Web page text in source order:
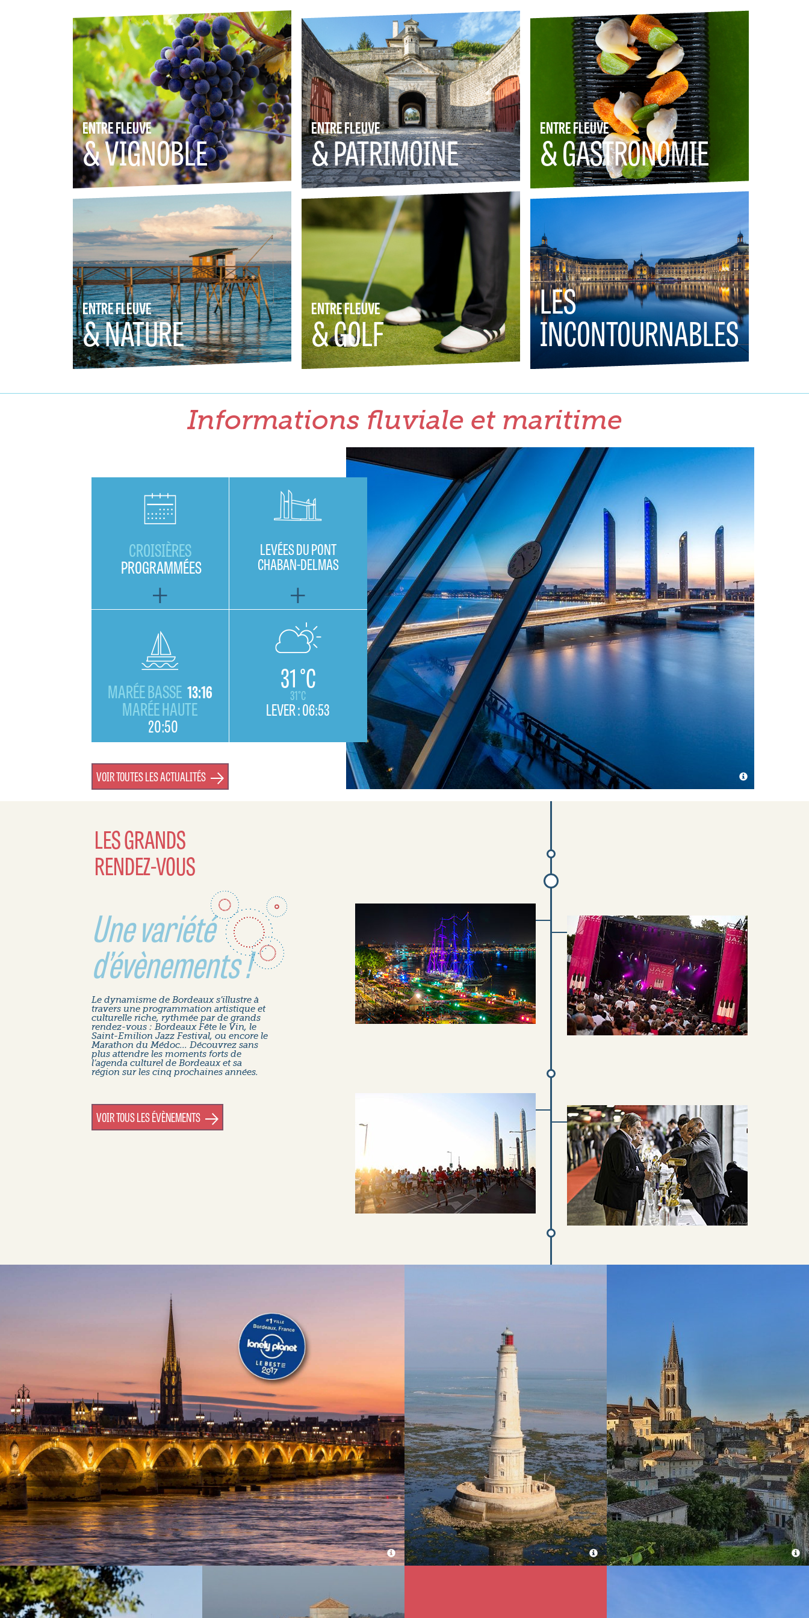
ENTRE FLEUVE
& VIGNOBLE
ENTRE FLEUVE
& PATRIMOINE
ENTRE FLEUVE
& GASTRONOMIE
ENTRE FLEUVE
& NATURE
ENTRE FLEUVE
& GOLF
LES
INCONTOURNABLES
Informations fluviale et maritime
CROISIÈRES
PROGRAMMÉES
LEVÉES DU PONT
CHABAN-DELMAS
MARÉE BASSE 13:16
MARÉE HAUTE
20:50
31 °C
31°C
LEVER :06:53
VOIR TOUTES LES ACTUALITÉS
LES GRANDS
RENDEZ-VOUS
Une variété
d’évènements !
Le dynamisme de Bordeaux s’illustre à
travers une programmation artistique et
culturelle riche, rythmée par de grands
rendez-vous : Bordeaux Fête le Vin, le
Saint-Emilion Jazz Festival, ou encore le
Marathon du Médoc... Découvrez sans
plus attendre les moments forts de
l’agenda culturel de Bordeaux et sa
région sur les cinq prochaines années.
VOIR TOUS LES ÉVÈNEMENTS